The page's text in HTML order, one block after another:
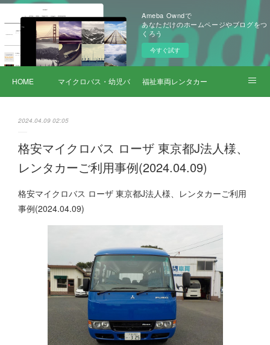
Ameba Owndで
あなただけのホームページやブログをつ
くろう
今すぐ試す
HOME マイクロバス・幼児バス レンタカー福祉車両レンタカー
2024.04.09 02:05
格安マイクロバス ローザ 東京都J法人様、
レンタカーご利用事例(2024.04.09)
格安マイクロバス ローザ 東京都J法人様、レンタカーご利用
事例(2024.04.09)